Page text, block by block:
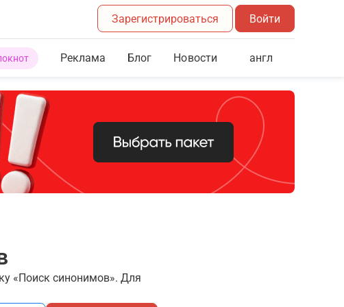
Зарегистрироваться Войти
Реклама Блог Новости англ
«Поиск синонимов». Для